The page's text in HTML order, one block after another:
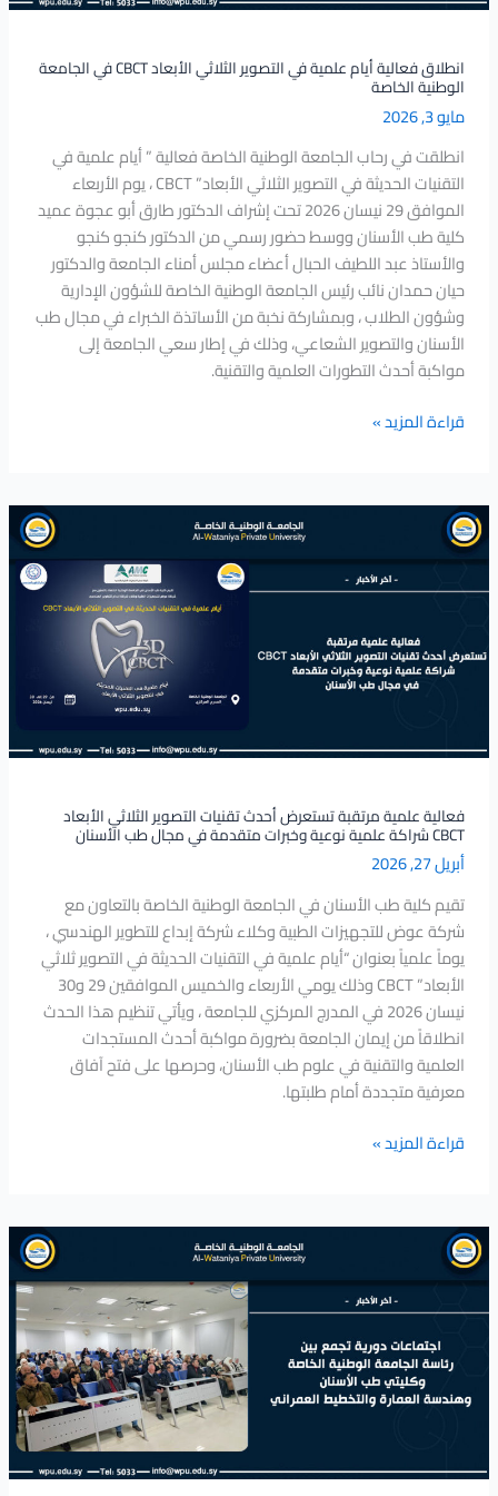
انطلاق فعالية أيام علمية في التصوير الثلاثي الأبعاد CBCT في الجامعة
الوطنية الخاصة
مايو 3, 2026
انطلقت في رحاب الجامعة الوطنية الخاصة فعالية ” أيام علمية في
التقنيات الحديثة في التصوير الثلاثي الأبعاد” CBCT ، يوم الأربعاء
الموافق 29 نيسان 2026 تحت إشراف الدكتور طارق أبو عجوة عميد
كلية طب الأسنان ووسط حضور رسمي من الدكتور كنجو كنجو
والأستاذ عبد اللطيف الحبال أعضاء مجلس أمناء الجامعة والدكتور
حيان حمدان نائب رئيس الجامعة الوطنية الخاصة للشؤون الإدارية
وشؤون الطلاب ، وبمشاركة نخبة من الأساتذة الخبراء في مجال طب
الأسنان والتصوير الشعاعي، وذلك في إطار سعي الجامعة إلى
مواكبة أحدث التطورات العلمية والتقنية.
في
الوطنية
الخاصة
قراءة المزيد »
فعالية علمية مرتقبة تستعرض أحدث تقنيات التصوير الثلاثي الأبعاد
CBCT شراكة علمية نوعية وخبرات متقدمة في مجال طب الأسنان
أبريل 27, 2026
تقيم كلية طب الأسنان في الجامعة الوطنية الخاصة بالتعاون مع
شركة عوض للتجهيزات الطبية وكلاء شركة إبداع للتطوير الهندسي ،
يوماً علمياً بعنوان “أيام علمية في التقنيات الحديثة في التصوير ثلاثي
الأبعاد” CBCT وذلك يومي الأربعاء والخميس الموافقين 29 و30
نيسان 2026 في المدرج المركزي للجامعة ، ويأتي تنظيم هذا الحدث
انطلاقاً من إيمان الجامعة بضرورة مواكبة أحدث المستجدات
العلمية والتقنية في علوم طب الأسنان، وحرصها على فتح آفاق
معرفية متجددة أمام طلبتها.
فعالية
علمية
مرتقبة
تستعرض
تقنيات
التصوير
CBCT
علمية
نوعية
وخبرات
متقدمة
في
مجال
طب
الأسنان
قراءة المزيد »
اجتماعات
دورية
تجمع
بين
رئاسة
الجامعة
الوطنية
طب